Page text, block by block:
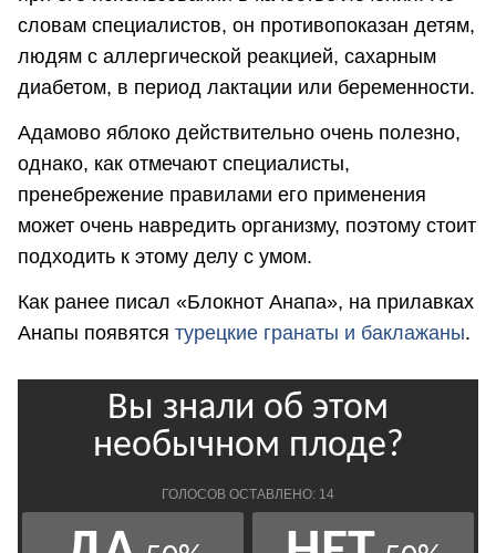
словам специалистов, он противопоказан детям,
людям с аллергической реакцией, сахарным
диабетом, в период лактации или беременности.
Адамово яблоко действительно очень полезно,
однако, как отмечают специалисты,
пренебрежение правилами его применения
может очень навредить организму, поэтому стоит
подходить к этому делу с умом.
Как ранее писал «Блокнот Анапа», на прилавках
Анапы появятся турецкие гранаты и баклажаны.